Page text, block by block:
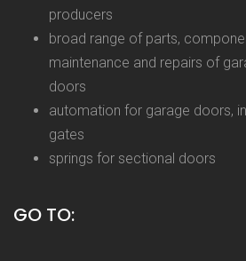
producers
broad range of parts,
maintenance and repairs of
doors
automation for garage doors,
gates
springs for sectional doors
GO TO: